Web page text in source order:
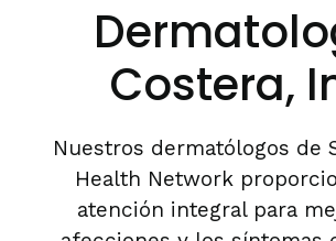
Costera,
Nuestros dermatólogos de
Health Network
atención integral para